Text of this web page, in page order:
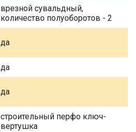
врезной сувальдный,
количество полуоборотов - 2
да
да
да
строительный перфо ключ-
вертушка